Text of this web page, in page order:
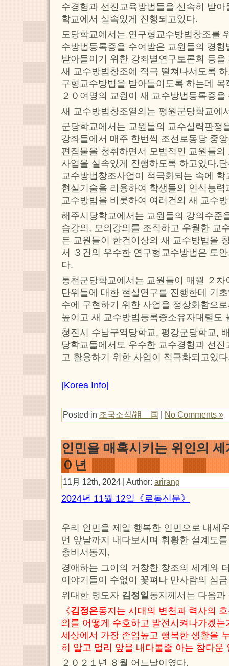
수경험과 선진교육방법들을 신속히 받
학교에서 실속있게 진행되고있다.
도당학교에서는 연구형교수방법창조를
수방법등록증을 수여받은 교원들의 경
받아들이기 위한 강좌별연구토론회 등
새 교수방법창조에 적극 떨쳐나서도록
구형교수방법을 받아들이도록 하는데
２０여명의 교원이 새 교수방법등록증
새 교수방법창조열의는 평원군당학교에
군당학교에서는 교원들의 교수실력판정
강좌들에서 매주 한번씩 조선로동당 중
편집물을 청취하면서 모범적인 교원들
사업을 실속있게 진행하도록 하고있다.
교수방법창조사업이 적극화되는 속에
현실기술을 리용하여 학생들의 인식능
교수방법을 비롯하여 여러건의 새 교수
해주시당학교에서는 교원들의 강의수준
습강의, 모의강의를 조직하고 우월한 교
든 교원들이 한건이상의 새 교수방법을
서 ３건의 우수한 연구형교수방법은 도
다.
통천군당학교에서는 교원들이 매월 ２
단위들에 대한 현실연구를 진행한데 기
수에 구현하기 위한 사업을 정상화함으
높이고 새 교수방법등록증소유자대렬도
청진시 수남구역당학교, 평강군당학교,
당학교들에서도 우수한 교수경험과 선
고 활용하기 위한 사업이 적극화되고있
[Korea Info]
Posted in 조국소식/祖 国 | No Comments »
인민을 매혹시키는 위인의
０년
11月 12th, 2024 | Author: arirang
2024년 11월 12일《로동신문》
우리 인민을 제일 행복한 인민으로 내세
먼 앞날까지 내다보시며 휘황한 설계도
총비서동지,
경애하는 그이의 거창한 창조의 세계와
이야기들이 수없이 꽃펴나 만사람의 심
위대한 령도자 김정일동지께서는 다음
《김정은동지는 시대의 변천과 력사의
의를 어떻게 수호하고 발전시켜나가겠
세상에서 가장 존엄높고 행복한 생활을
히 알고 멀리 앞을 내다볼줄 아는 참다운
２０２１년 ８월 어느날이였다.